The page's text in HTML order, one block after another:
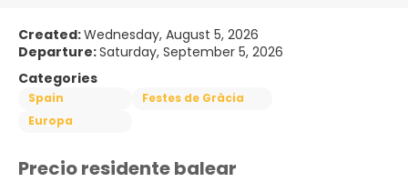
Created:Wednesday, August 5, 2026
Departure:Saturday, September 5, 2026
Categories
Spain
Festes de Gràcia
Europa
Precio residente balear